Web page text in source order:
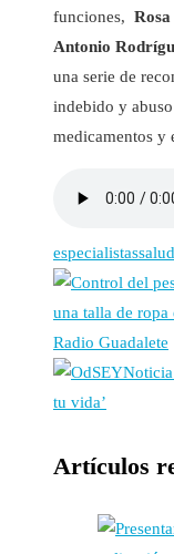
funciones,
Antonio
una serie de
indebido y
medicamentos y
especialistassalud
una talla de ropa
Radio Guadalete
tu vida’
Artículos